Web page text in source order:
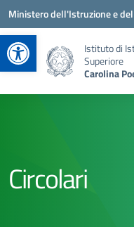
Apri la barra
Vai ai contenuti
Vai al menu di navigazione
Vai al footer
Ministero dell'Istruzione e
Istituto di
Superiore
Carolina
Circolari